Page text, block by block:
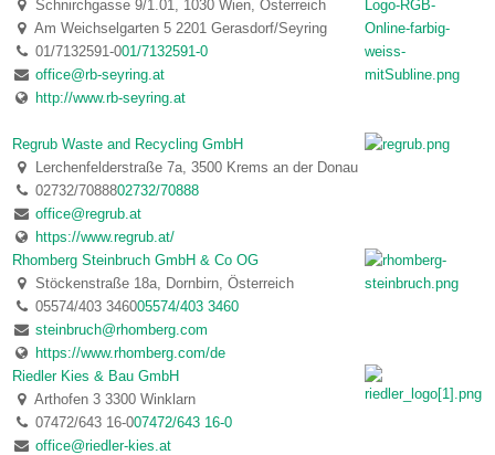
Schnirchgasse 9/1.01, 1030 Wien, Österreich
Am Weichselgarten 5 2201 Gerasdorf/Seyring
01/7132591-001/7132591-0
office@rb-seyring.at
http://www.rb-seyring.at
Regrub Waste and Recycling GmbH
Lerchenfelderstraße 7a, 3500 Krems an der Donau
02732/7088802732/70888
office@regrub.at
https://www.regrub.at/
Rhomberg Steinbruch GmbH & Co OG
Stöckenstraße 18a, Dornbirn, Österreich
05574/403 346005574/403 3460
steinbruch@rhomberg.com
https://www.rhomberg.com/de
Riedler Kies & Bau GmbH
Arthofen 3 3300 Winklarn
07472/643 16-007472/643 16-0
office@riedler-kies.at